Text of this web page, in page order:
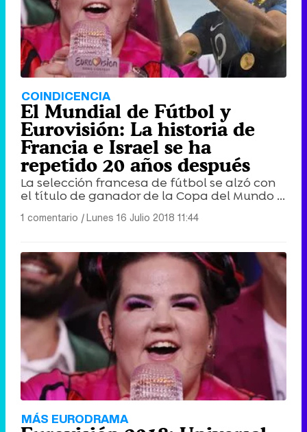
COINDICENCIA
El Mundial de Fútbol y
Eurovisión: La historia de
Francia e Israel se ha
repetido 20 años después
La selección francesa de fútbol se alzó con
el título de ganador de la Copa del Mundo ...
1 comentario |Lunes 16 Julio 2018 11:44
MÁS EURODRAMA